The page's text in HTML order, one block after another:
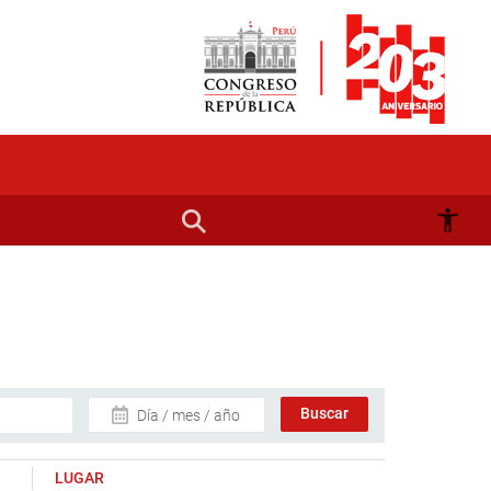
Día / mes / año
LUGAR